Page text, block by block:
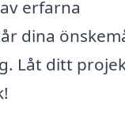
erfarna
dina
Låt ditt